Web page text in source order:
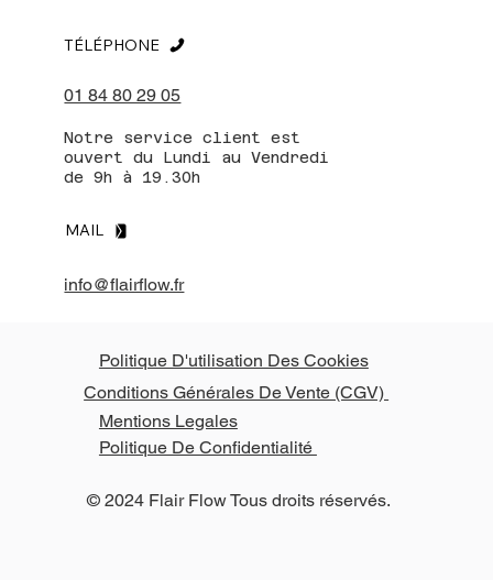
01 84 80 29 05
TÉLÉPHONE
Notre service client est
ouvert du Lundi au Vendredi
de 9h à 19.30h
MAIL
info@flairflow.fr
Politique D'utilisation Des Cookies
Conditions Générales De Vente (CGV)
Mentions Legales
Politique De Confidentialité
© 2024 Flair Flow Tous droits réservés.